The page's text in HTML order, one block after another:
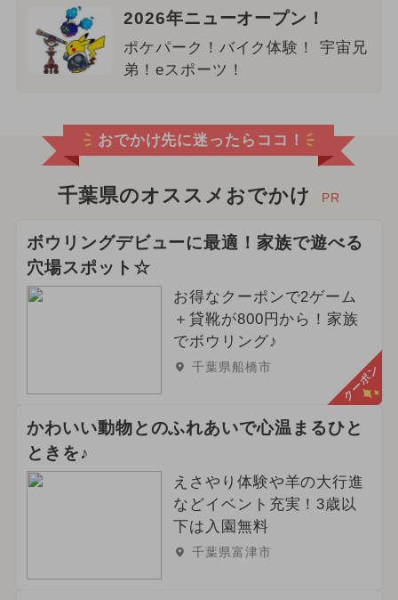
2026年ニューオープン！
ポケパーク！バイク体験！ 宇宙兄
弟！eスポーツ！
おでかけ先に迷ったらココ！
千葉県のオススメおでかけ PR
ボウリングデビューに最適！家族で遊べる
穴場スポット☆
お得なクーポンで2ゲーム
＋貸靴が800円から！家族
でボウリング♪
千葉県船橋市 クーポン
かわいい動物とのふれあいで心温まるひと
ときを♪
えさやり体験や羊の大行進
などイベント充実！3歳以
下は入園無料
千葉県富津市